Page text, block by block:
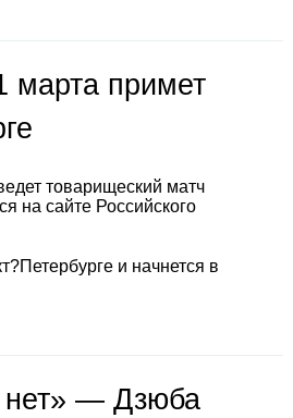
марта примет
товарищеский матч
на сайте Российского
и начнется в
нет» — Дзюба